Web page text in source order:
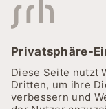
© 2026 Cookie-